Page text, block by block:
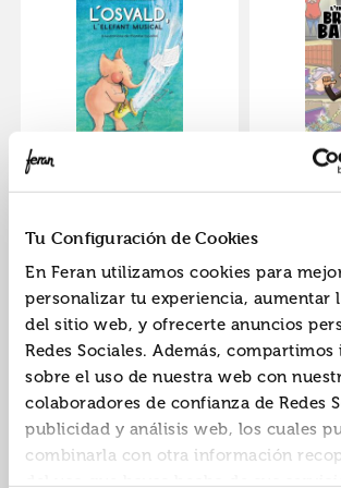
Tu Configuración de Cookies
En Feran utilizamos cookies para
personalizar tu experiencia, aumentar
del sitio web, y ofrecerte anuncios
Redes Sociales. Además,
sobre el uso de nuestra web con
colaboradores de confianza de Redes
publicidad y análisis web, los cuales
combinarla con otra información
ISBN: 9788448945831
L